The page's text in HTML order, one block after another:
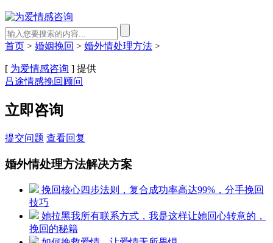
首页 > 婚姻挽回 > 婚外情处理方法 >
[ 为爱情感咨询 ] 提供
吕途情感挽回顾问
立即咨询
提交问题 查看回复
婚外情处理方法解决方案
挽回核心四步法则，复合成功率高达99%，分手挽回
技巧
她拉黑我所有联系方式，我是这样让她回心转意的，
挽回的秘籍